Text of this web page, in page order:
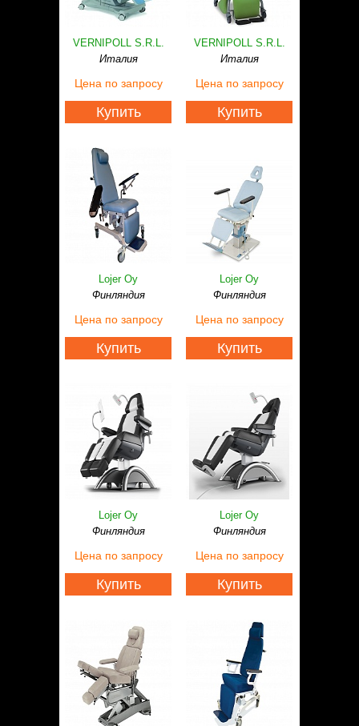
Статьи
Контакты
VERNIPOLL S.R.L.
Италия
Цена по запросу
Купить
VERNIPOLL S.R.L.
Италия
Цена по запросу
Купить
Lojer Oy
Финляндия
Цена по запросу
Купить
Lojer Oy
Финляндия
Цена по запросу
Купить
Lojer Oy
Финляндия
Цена по запросу
Купить
Lojer Oy
Финляндия
Цена по запросу
Купить